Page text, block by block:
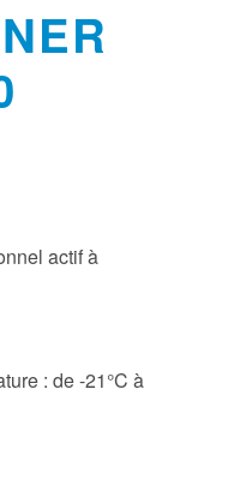
actif à
: de -21°C à